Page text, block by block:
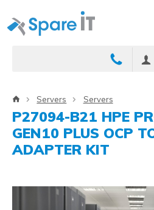
Servers Servers
P27094-B21 HPE
GEN10 PLUS OCP
ADAPTER KIT